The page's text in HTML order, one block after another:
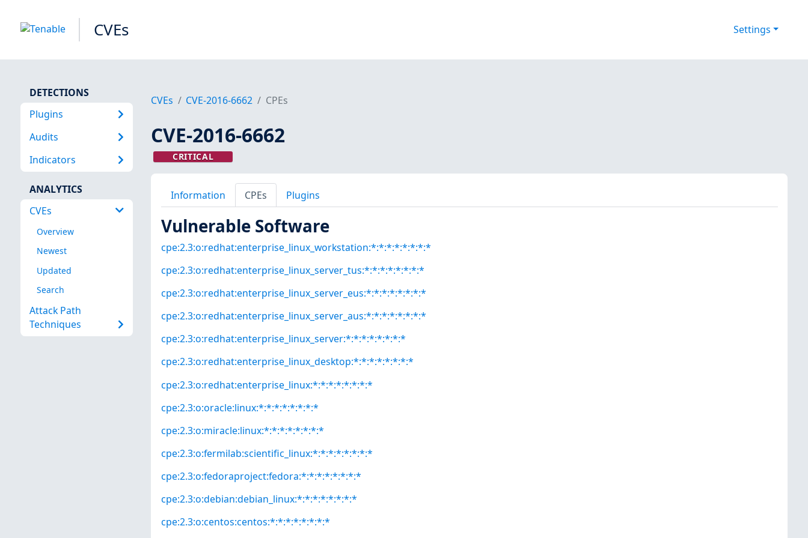
CVEs Settings
DETECTIONS
Plugins
Audits
Indicators
ANALYTICS
CVEs
Overview
Newest
Updated
Search
Attack Path
Techniques
CVEs CVE-2016-6662 CPEs
CVE-2016-6662
CRITICAL
Information CPEs Plugins
Vulnerable Software
cpe:2.3:o:redhat:enterprise_linux_workstation:*:*:*:*:*:*:*:*
cpe:2.3:o:redhat:enterprise_linux_server_tus:*:*:*:*:*:*:*:*
cpe:2.3:o:redhat:enterprise_linux_server_eus:*:*:*:*:*:*:*:*
cpe:2.3:o:redhat:enterprise_linux_server_aus:*:*:*:*:*:*:*:*
cpe:2.3:o:redhat:enterprise_linux_server:*:*:*:*:*:*:*:*
cpe:2.3:o:redhat:enterprise_linux_desktop:*:*:*:*:*:*:*:*
cpe:2.3:o:redhat:enterprise_linux:*:*:*:*:*:*:*:*
cpe:2.3:o:oracle:linux:*:*:*:*:*:*:*:*
cpe:2.3:o:miracle:linux:*:*:*:*:*:*:*:*
cpe:2.3:o:fermilab:scientific_linux:*:*:*:*:*:*:*:*
cpe:2.3:o:fedoraproject:fedora:*:*:*:*:*:*:*:*
cpe:2.3:o:debian:debian_linux:*:*:*:*:*:*:*:*
cpe:2.3:o:centos:centos:*:*:*:*:*:*:*:*